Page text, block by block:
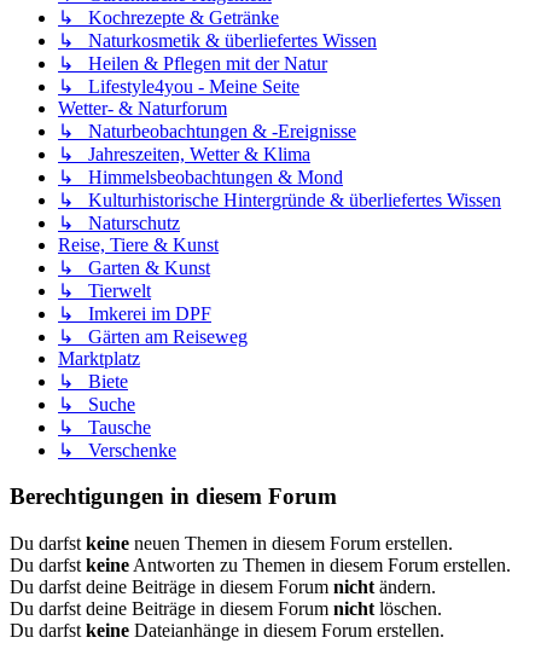
↳ Kochrezepte & Getränke
↳ Naturkosmetik & überliefertes Wissen
↳ Heilen & Pflegen mit der Natur
↳ Lifestyle4you - Meine Seite
Wetter- & Naturforum
↳ Naturbeobachtungen & -Ereignisse
↳ Jahreszeiten, Wetter & Klima
↳ Himmelsbeobachtungen & Mond
↳ Kulturhistorische Hintergründe & überliefertes Wissen
↳ Naturschutz
Reise, Tiere & Kunst
↳ Garten & Kunst
↳ Tierwelt
↳ Imkerei im DPF
↳ Gärten am Reiseweg
Marktplatz
↳ Biete
↳ Suche
↳ Tausche
↳ Verschenke
Berechtigungen in diesem Forum
Du darfst keine neuen Themen in diesem Forum erstellen.
Du darfst keine Antworten zu Themen in diesem Forum erstellen.
Du darfst deine Beiträge in diesem Forum nicht ändern.
Du darfst deine Beiträge in diesem Forum nicht löschen.
Du darfst keine Dateianhänge in diesem Forum erstellen.